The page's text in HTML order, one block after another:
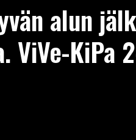
alun
ViVe-KiPa